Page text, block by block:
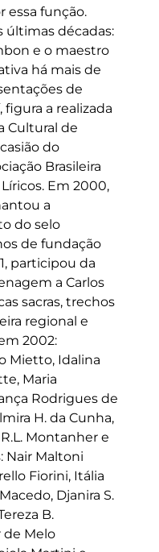
essa função.
últimas décadas:
e o maestro
há mais de
de
a realizada
Cultural de
do
Brasileira
Em 2000,
a
do selo
de fundação
participou da
a Carlos
sacras, trechos
regional e
2002:
Mietto, Idalina
Maria
Rodrigues de
H. da Cunha,
Montanher e
Nair Maltoni
Fiorini, Itália
Djanira S.
B.
de Melo